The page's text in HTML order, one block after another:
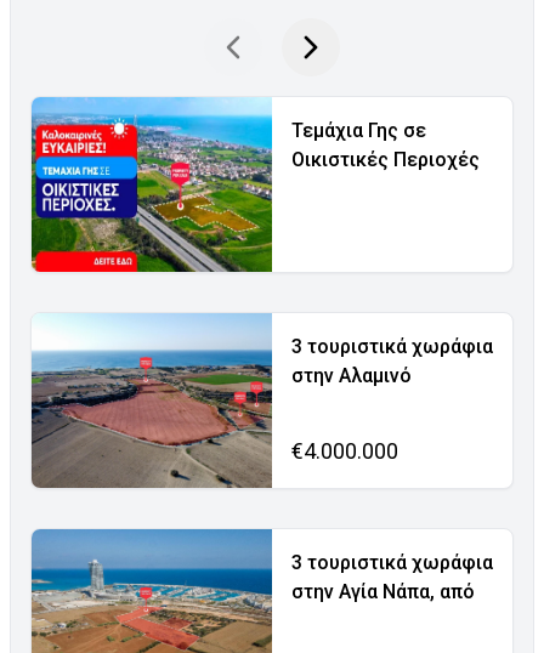
Τεμάχια Γης σε
Οικιστικές Περιοχές
3 τουριστικά χωράφια
στην Αλαμινό
€4.000.000
3 τουριστικά χωράφια
στην Αγία Νάπα, από